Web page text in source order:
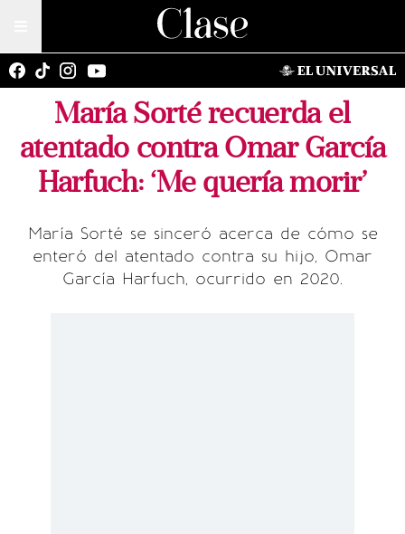
María Sorté recuerda el
atentado contra Omar García
Harfuch: ‘Me quería morir’
María Sorté se sinceró acerca de cómo se
enteró del atentado contra su hijo, Omar
García Harfuch, ocurrido en 2020.